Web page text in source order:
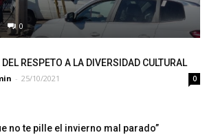
0
DEL RESPETO A LA DIVERSIDAD CULTURAL
- 25/10/2021 0
no te pille el invierno mal parado”